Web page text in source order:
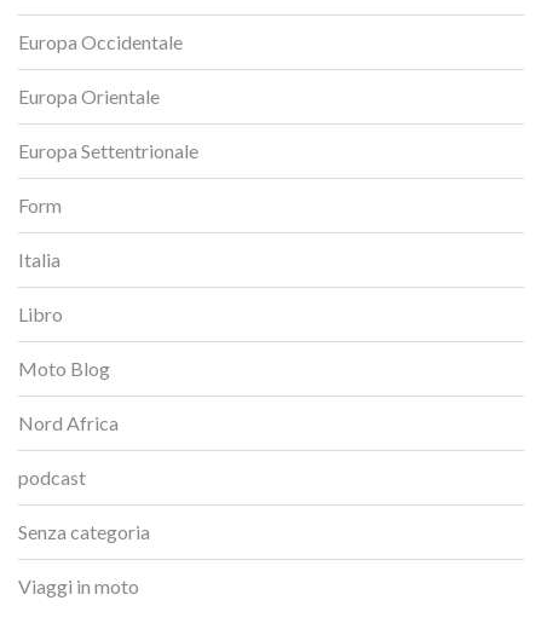
Europa Occidentale
Europa Orientale
Europa Settentrionale
Form
Italia
Libro
Moto Blog
Nord Africa
podcast
Senza categoria
Viaggi in moto